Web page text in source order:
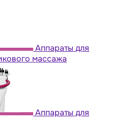
Аппараты для
массажа
Аппараты для